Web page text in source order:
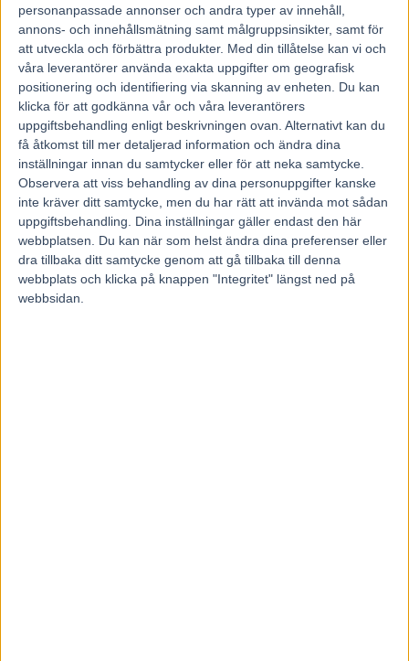
personanpassade annonser och andra typer av innehåll,
annons- och innehållsmätning samt målgruppsinsikter, samt för
att utveckla och förbättra produkter. Med din tillåtelse kan vi och
våra leverantörer använda exakta uppgifter om geografisk
positionering och identifiering via skanning av enheten. Du kan
klicka för att godkänna vår och våra leverantörers
uppgiftsbehandling enligt beskrivningen ovan. Alternativt kan du
få åtkomst till mer detaljerad information och ändra dina
inställningar innan du samtycker eller för att neka samtycke.
Observera att viss behandling av dina personuppgifter kanske
inte kräver ditt samtycke, men du har rätt att invända mot sådan
uppgiftsbehandling. Dina inställningar gäller endast den här
webbplatsen. Du kan när som helst ändra dina preferenser eller
dra tillbaka ditt samtycke genom att gå tillbaka till denna
webbplats och klicka på knappen "Integritet" längst ned på
webbsidan.
Föregående artikel
V75 Kalmar 10 Mars 2012
Nästa artikel
Fem tippar V75 – Momarken
RELATERADE ARTIKLAR
Majblomster vann och kom lös
6 augusti, 2026